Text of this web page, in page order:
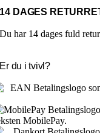
14 DAGES
Du har 14 dages fuld
Er du i tvivl?